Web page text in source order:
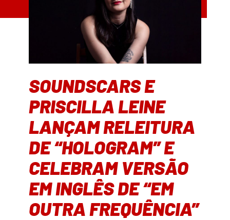
SOUNDSCARS E
PRISCILLA LEINE
LANÇAM RELEITURA
DE “HOLOGRAM” E
CELEBRAM VERSÃO
EM INGLÊS DE “EM
OUTRA FREQUÊNCIA”